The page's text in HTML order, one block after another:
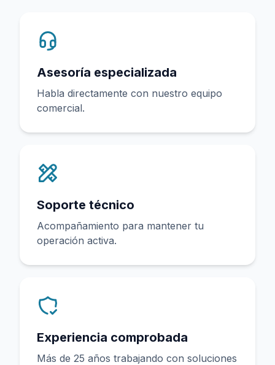
Asesoría especializada
Habla directamente con nuestro equipo
comercial.
Soporte técnico
Acompañamiento para mantener tu
operación activa.
Experiencia comprobada
Más de 25 años trabajando con soluciones